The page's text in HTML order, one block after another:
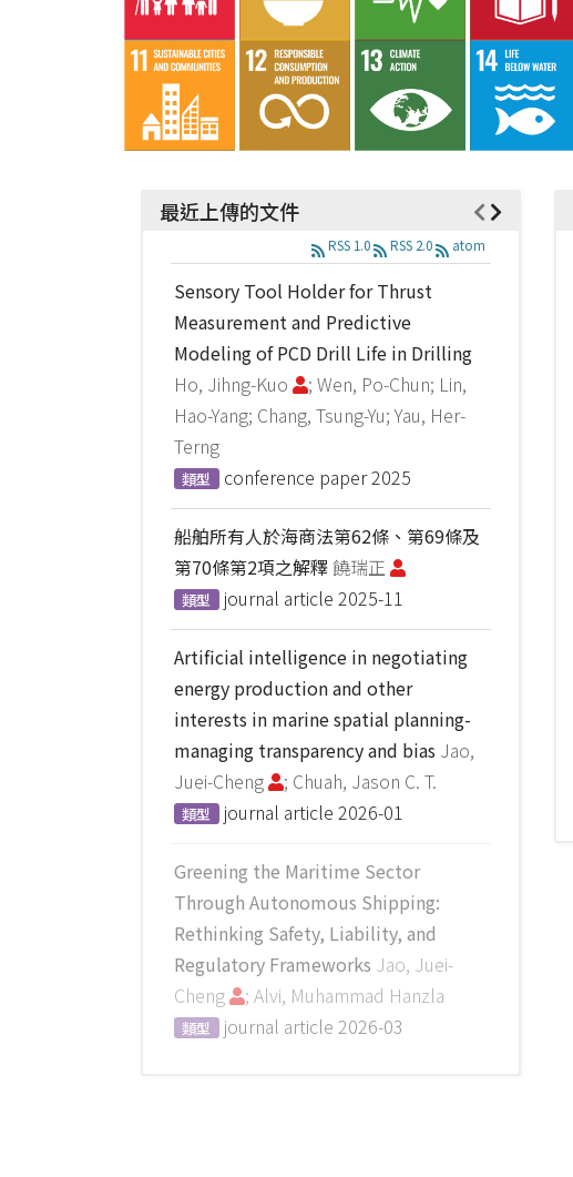
最近上傳的文件
RSS 1.0 RSS 2.0 atom
Sensory Tool Holder for Thrust
Measurement and Predictive
Modeling of PCD Drill Life in Drilling
Ho, Jihng-Kuo
; Wen, Po-Chun; Lin,
Hao-Yang; Chang, Tsung-Yu; Yau, Her-
Terng
類型 conference paper2025
船舶所有人於海商法第62條、第69條及
第70條第2項之解釋饒瑞正
類型 journal article 2025-11
Artificial intelligence in negotiating
energy production and other
interests in marine spatial planning-
managing transparency and bias Jao,
Juei-Cheng
; Chuah, Jason C. T.
類型 journal article 2026-01
Greening the Maritime Sector
Through Autonomous Shipping:
Rethinking Safety, Liability, and
Regulatory Frameworks Jao, Juei-
Cheng
; Alvi, Muhammad Hanzla
類型 journal article 2026-03